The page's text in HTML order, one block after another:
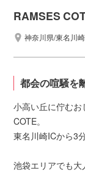
RAMSES
神奈川県/東名川
都会の喧騒を
小高い丘に佇む
COTE。
東名川崎ICから3
池袋エリアでも